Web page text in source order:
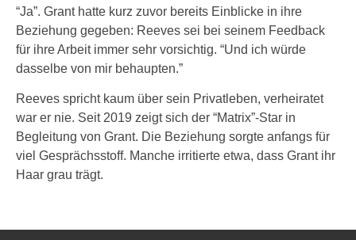
“Ja”. Grant hatte kurz zuvor bereits Einblicke in ihre
Beziehung gegeben: Reeves sei bei seinem Feedback
für ihre Arbeit immer sehr vorsichtig. “Und ich würde
dasselbe von mir behaupten.”
Reeves spricht kaum über sein Privatleben, verheiratet
war er nie. Seit 2019 zeigt sich der “Matrix”-Star in
Begleitung von Grant. Die Beziehung sorgte anfangs für
viel Gesprächsstoff. Manche irritierte etwa, dass Grant ihr
Haar grau trägt.